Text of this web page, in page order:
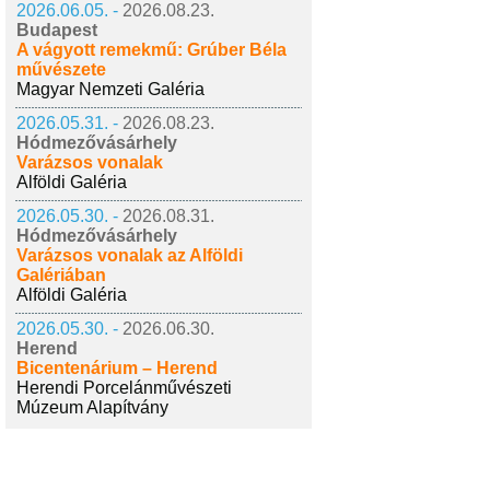
2026.06.05. - 2026.08.23.
Budapest
A vágyott remekmű: Grúber Béla
művészete
Magyar Nemzeti Galéria
2026.05.31. - 2026.08.23.
Hódmezővásárhely
Varázsos vonalak
Alföldi Galéria
2026.05.30. - 2026.08.31.
Hódmezővásárhely
Varázsos vonalak az Alföldi
Galériában
Alföldi Galéria
2026.05.30. - 2026.06.30.
Herend
Bicentenárium – Herend
Herendi Porcelánművészeti
Múzeum Alapítvány